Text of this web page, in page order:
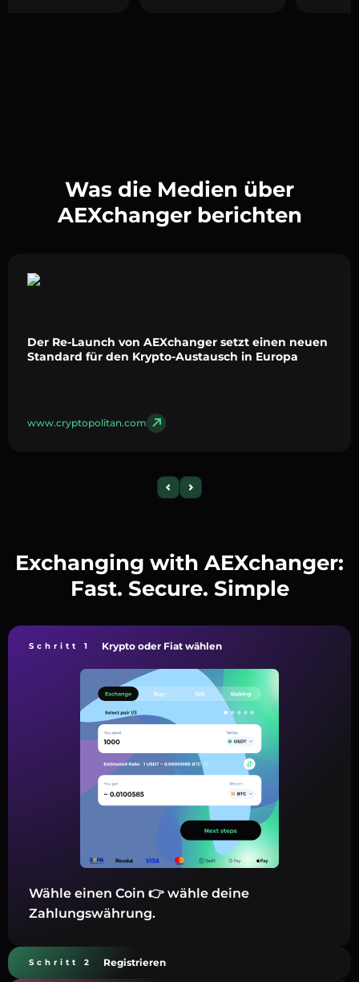
Was die Medien über
AEXchanger berichten
Der Re-Launch von AEXchanger setzt einen neuen
Standard für den Krypto-Austausch in Europa
www.cryptopolitan.com
Exchanging with AEXchanger:
Fast. Secure. Simple
Schritt 1 Krypto oder Fiat wählen
Wähle einen Coin 👉 wähle deine
Zahlungswährung.
Schritt 2 Registrieren